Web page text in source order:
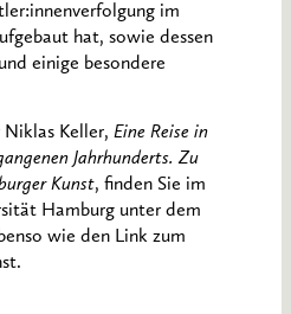
im
hat, sowie dessen
einige besondere
Keller, Eine Reise in
Jahrhunderts. Zu
Kunst, finden Sie im
Hamburg unter dem
wie den Link zum